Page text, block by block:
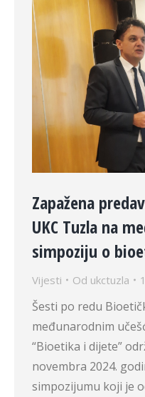
Zapažena
UKC Tuzla na
simpoziju o
Vijesti Od ukctuzla
Šesti po redu
međunarodnim
“Bioetika i dijete”
novembra 2024.
simpozijumu koji je